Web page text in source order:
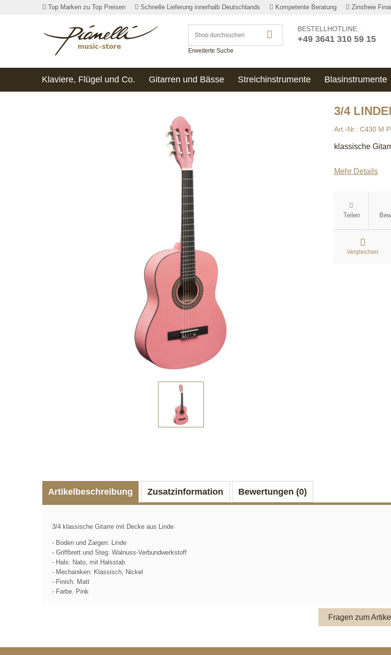
Top Marken zu Top Preisen Schnelle Lieferung innerhalb Deutschlands Kompetente Beratung Zinsfreie
Erweiterte Suche
BESTELLHOTLINE:
+49 3641 310 59 15
Klaviere, Flügel und Co. Gitarren und Bässe Streichinstrumente Blasinstrumente
3/4
Art.-Nr.: C430 M
klassische
Mehr Details
Teilen
Vergleichen
Artikelbeschreibung Zusatzinformation Bewertungen (0)
3/4 klassische Gitarre mit Decke aus Linde
- Boden und Zargen: Linde
- Griffbrett und Steg: Walnuss-Verbundwerkstoff
- Hals: Nato, mit Halsstab
- Mechaniken: Klassisch, Nickel
- Finish: Matt
- Farbe. Pink
Fragen zum